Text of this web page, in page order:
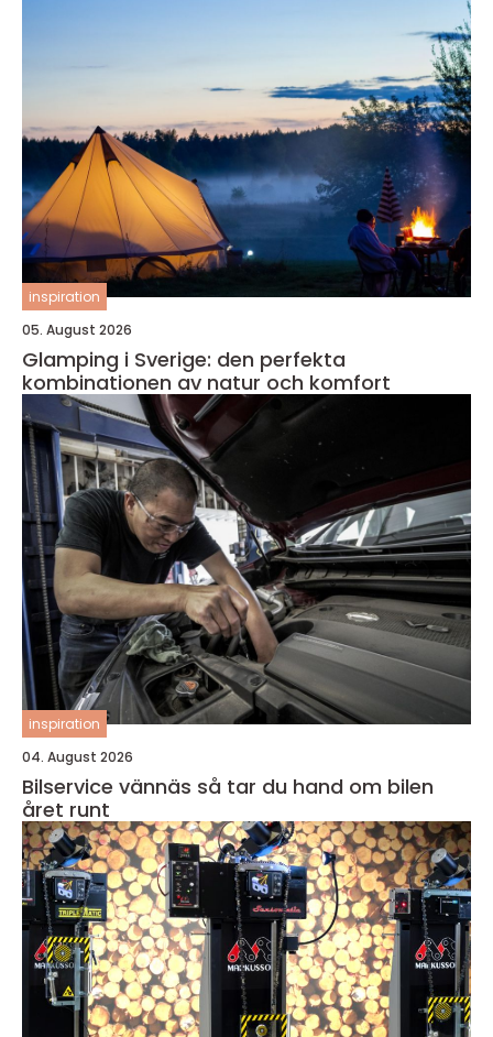
inspiration
05. August 2026
Glamping i Sverige: den perfekta
kombinationen av natur och komfort
inspiration
04. August 2026
Bilservice vännäs så tar du hand om bilen
året runt